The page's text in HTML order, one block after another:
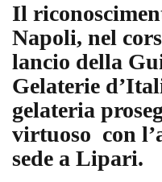
Il
Napoli, nel
lancio della
Gelaterie
gelateria
virtuoso con
sede a Lipari.